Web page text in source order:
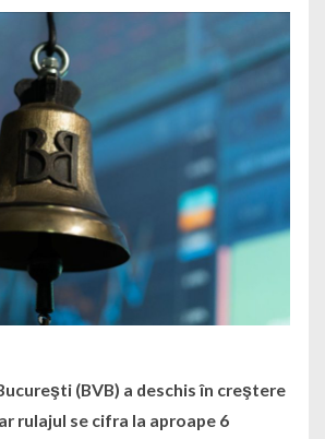
(BVB) a deschis în creştere
rulajul se cifra la aproape 6